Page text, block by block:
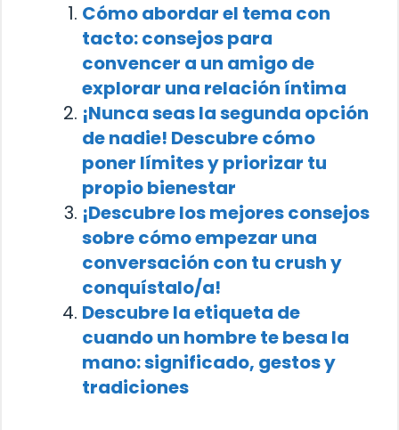
Cómo abordar el tema con
tacto: consejos para
convencer a un amigo de
explorar una relación íntima
¡Nunca seas la segunda opción
de nadie! Descubre cómo
poner límites y priorizar tu
propio bienestar
¡Descubre los mejores consejos
sobre cómo empezar una
conversación con tu crush y
conquístalo/a!
Descubre la etiqueta de
cuando un hombre te besa la
mano: significado, gestos y
tradiciones